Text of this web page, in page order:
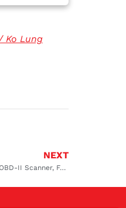
Ko Lung
NEXT
Apa Itu OBD-II Scanner, Fungsinya, hingga Letak Penggunaannya